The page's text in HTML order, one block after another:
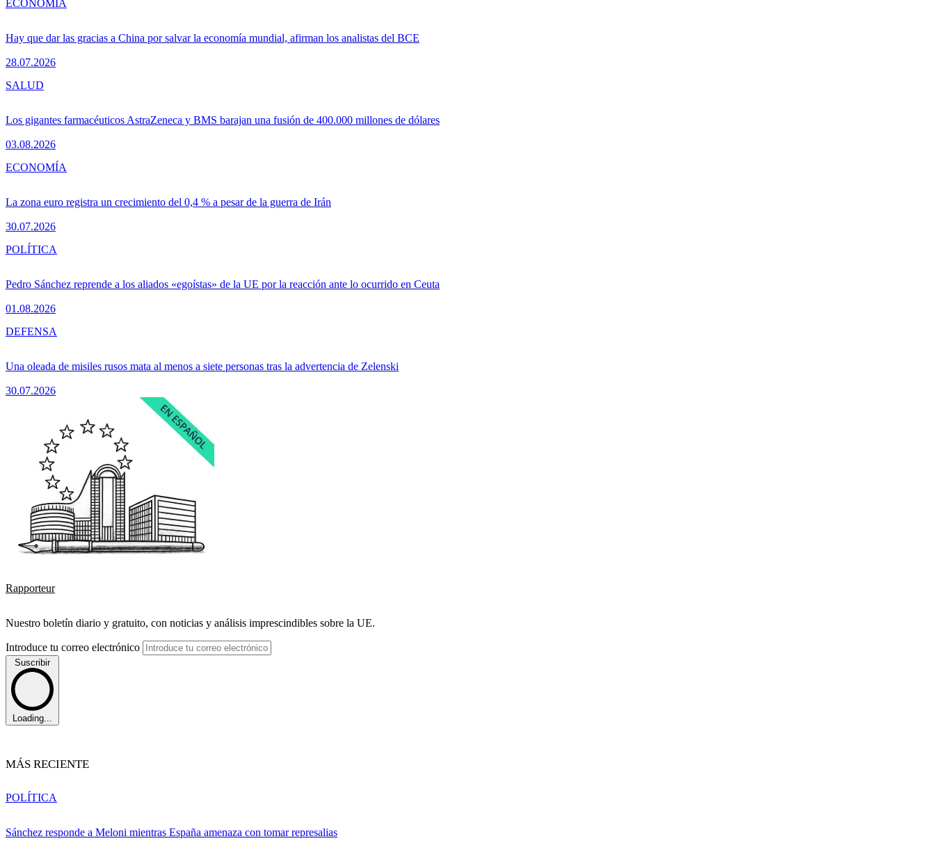
Hay que dar las gracias a China por salvar la economía mundial, afirman los analistas del BCE
28.07.2026
ECONOMÍA
Los gigantes farmacéuticos AstraZeneca y BMS barajan una fusión de 400.000 millones de dólares
03.08.2026
SALUD
La zona euro registra un crecimiento del 0,4 % a pesar de la guerra de Irán
30.07.2026
ECONOMÍA
Pedro Sánchez reprende a los aliados «egoístas» de la UE por la reacción ante lo ocurrido en Ceuta
01.08.2026
POLÍTICA
Una oleada de misiles rusos mata al menos a siete personas tras la advertencia de Zelenski
30.07.2026
DEFENSA
Rapporteur
Nuestro boletín diario y gratuito, con noticias y análisis imprescindibles sobre la UE.
Introduce tu correo electrónico
Suscribir
Loading...
MÁS RECIENTE
Sánchez responde a Meloni mientras España amenaza con tomar represalias
POLÍTICA